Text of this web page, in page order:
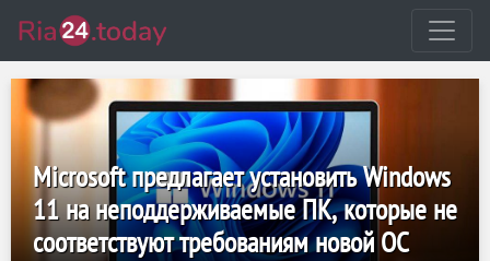
Microsoft предлагает установить Windows
11 на неподдерживаемые ПК, которые не
соответствуют требованиям новой ОС